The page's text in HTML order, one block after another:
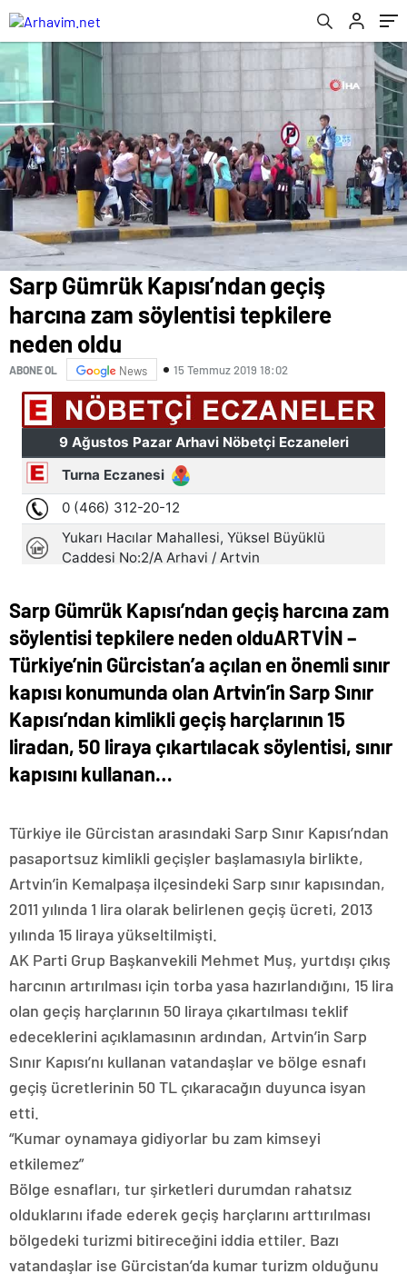
Sarp Gümrük Kapısı’ndan geçiş
harcına zam söylentisi tepkilere
neden oldu
ABONE OL News 15 Temmuz 2019 18:02
Sarp Gümrük Kapısı’ndan geçiş harcına zam
söylentisi tepkilere neden olduARTVİN –
Türkiye’nin Gürcistan’a açılan en önemli sınır
kapısı konumunda olan Artvin’in Sarp Sınır
Kapısı’ndan kimlikli geçiş harçlarının 15
liradan, 50 liraya çıkartılacak söylentisi, sınır
kapısını kullanan…
Türkiye ile Gürcistan arasındaki Sarp Sınır Kapısı’ndan
pasaportsuz kimlikli geçişler başlamasıyla birlikte,
Artvin’in Kemalpaşa ilçesindeki Sarp sınır kapısından,
2011 yılında 1 lira olarak belirlenen geçiş ücreti, 2013
yılında 15 liraya yükseltilmişti.
AK Parti Grup Başkanvekili Mehmet Muş, yurtdışı çıkış
harcının artırılması için torba yasa hazırlandığını, 15 lira
olan geçiş harçlarının 50 liraya çıkartılması teklif
edeceklerini açıklamasının ardından, Artvin’in Sarp
Sınır Kapısı’nı kullanan vatandaşlar ve bölge esnafı
geçiş ücretlerinin 50 TL çıkaracağın duyunca isyan
etti.
“Kumar oynamaya gidiyorlar bu zam kimseyi
etkilemez”
Bölge esnafları, tur şirketleri durumdan rahatsız
olduklarını ifade ederek geçiş harçlarını arttırılması
bölgedeki turizmi bitireceğini iddia ettiler. Bazı
vatandaşlar ise Gürcistan’da kumar turizm olduğunu